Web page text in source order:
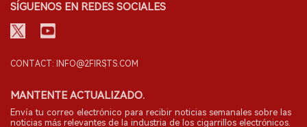
SÍGUENOS EN REDES SOCIALES
CONTACT: INFO@2FIRSTS.COM
MANTENTE ACTUALIZADO.
Envía tu correo electrónico para recibir noticias semanales sobre las
noticias más relevantes de la industria de los cigarrillos electrónicos.